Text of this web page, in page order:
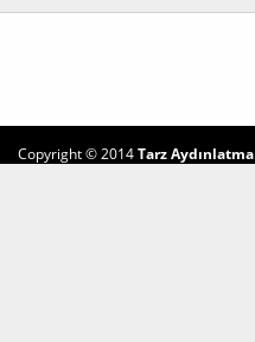
Copyright © 2014Tarz Aydınlatma